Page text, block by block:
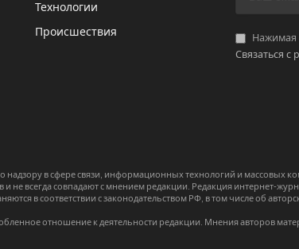
Технологии
Происшествия
Нажимая
Связаться с
надзору в сфере связи, информационных технологий и массовых
всегда совпадают с мнением редакции. Редакция интернет-
в соответствии с законодательством РФ, в том числе об
отношение к деятельности редакции. Мнения авторов